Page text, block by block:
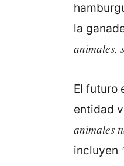
la
animales,
El futuro
entidad
animales
incluyen